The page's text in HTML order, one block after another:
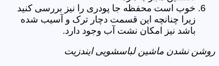
خوب است محفظه جا پودری را نیز بررسی کنید
زیرا چنانچه این قسمت دچار ترک و آسیب شده
باشد نیز امکان نشت آب وجود دارد.
روشن نشدن ماشین لباسشویی ایندزیت